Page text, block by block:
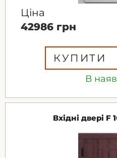
В
Ціна
42986 грн
КУПИТИ
Вхідні двері F